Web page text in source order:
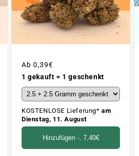
Üblicher
Preis
Ab 0,39€
1 gekauft = 1 geschenkt
KOSTENLOSE Lieferung*am
Dienstag, 11. August
Hinzufügen -. 7,40€